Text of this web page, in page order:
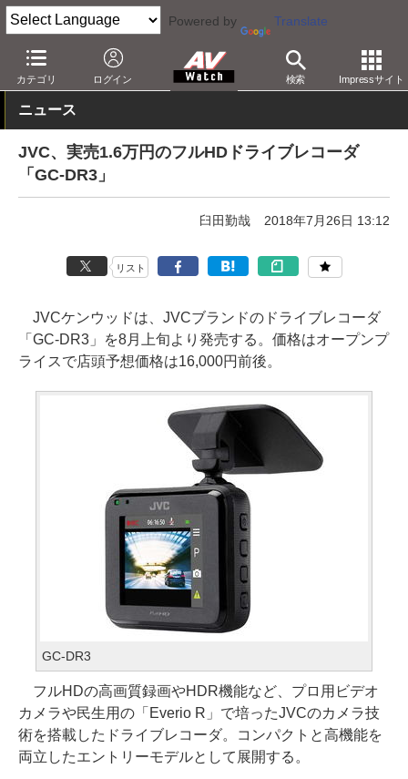
Powered by Translate
カテゴリ ログイン 検索 Impressサイト
AV Watch 製品 カーナビ/オーディオ
ニュース
JVC、実売1.6万円のフルHDドライブレコーダ
「GC-DR3」
臼田勤哉 2018年7月26日 13:12
リスト
JVCケンウッドは、JVCブランドのドライブレコーダ
「GC-DR3」を8月上旬より発売する。価格はオープンプ
ライスで店頭予想価格は16,000円前後。
GC-DR3
フルHDの高画質録画やHDR機能など、プロ用ビデオ
カメラや民生用の「Everio R」で培ったJVCのカメラ技
術を搭載したドライブレコーダ。コンパクトと高機能を
両立したエントリーモデルとして展開する。